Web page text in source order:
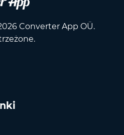
Converter App OÜ.